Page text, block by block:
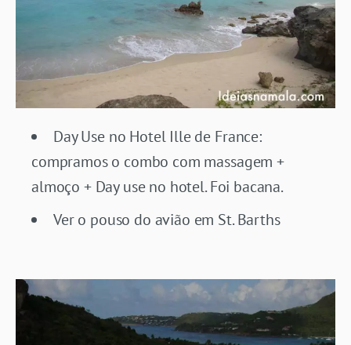
Day Use no Hotel Ille de France:
compramos o combo com massagem +
almoço + Day use no hotel. Foi bacana.
Ver o pouso do avião em St. Barths